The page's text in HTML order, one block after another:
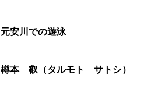
元安川での遊泳
樽本 叡（タルモト サトシ）